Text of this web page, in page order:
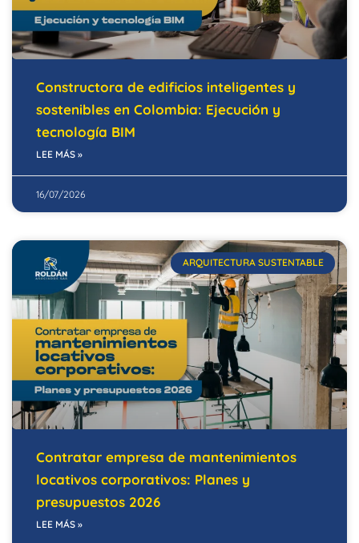
Constructora de edificios inteligentes y
sostenibles en Colombia: Ejecución y
tecnología BIM
LEE MÁS »
16/07/2026
ARQUITECTURA SUSTENTABLE
Contratar empresa de mantenimientos
locativos corporativos: Planes y
presupuestos 2026
LEE MÁS »